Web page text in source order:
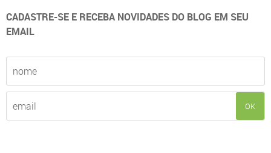
CADASTRE-SE E RECEBA NOVIDADES DO BLOG EM SEU
EMAIL
OK